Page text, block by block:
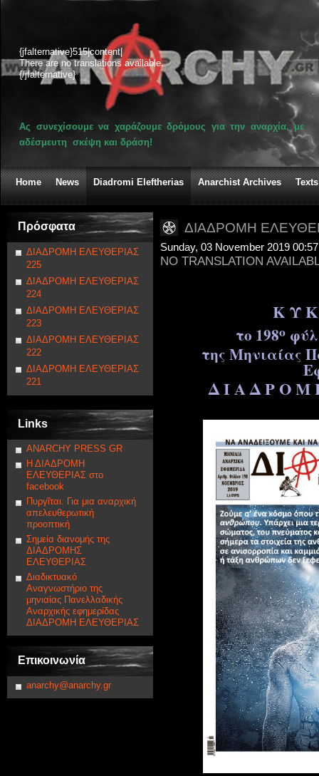
{jfalternative}515|content|
There are no translations available.
{/jfalternative}
Ας συνεχίσουμε να χαράζουμε δρόμους για την αναρχία, με
αδέσμευτη σκέψη και δράση!
Home News Diadromi Eleftherias Anarchist Archives Texts
Πρόσφατα
ΔΙΑΔΡΟΜΗ ΕΛΕΥΘΕΡΙΑΣ
225
ΔΙΑΔΡΟΜΗ ΕΛΕΥΘΕΡΙΑΣ
224
ΔΙΑΔΡΟΜΗ ΕΛΕΥΘΕΡΙΑΣ
223
ΔΙΑΔΡΟΜΗ ΕΛΕΥΘΕΡΙΑΣ
222
ΔΙΑΔΡΟΜΗ ΕΛΕΥΘΕΡΙΑΣ
221
Links
ANARCHY PRESS GR
Η ΔΙΑΔΡΟΜΗ
ΕΛΕΥΘΕΡΙΑΣ στο
facebook
Πυργῖται. Για μια αναρχική
απελευθερωτική
προοπτική
Σημεία διανομής της
ΔΙΑΔΡΟΜΗΣ
ΕΛΕΥΘΕΡΙΑΣ
Διαδικτυακό
Αναγνωστήριο της
μηνιαίας Πανελλαδικής
Αναρχικής εφημερίδας
ΔΙΑΔΡΟΜΗ ΕΛΕΥΘΕΡΙΑΣ
Επικοινωνία
anarchy@anarchy.gr
ΔΙΑΔΡΟΜΗ
Sunday, 03 November 2019 00:57
NO TRANSLATION
Κ Υ
το 198ο
της Μηνιαίας
Δ Ι Α Δ Ρ Ο